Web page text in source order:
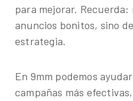
para mejorar.
anuncios bonitos, sino
estrategia.
En 9mm podemos
campañas más